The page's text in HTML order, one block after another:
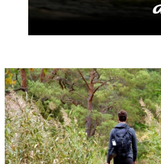
Bildspel
med
bilder